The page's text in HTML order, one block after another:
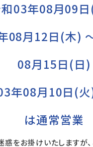
03年08月09日(
08月12日(木)
08月15日(日)
年08月10日(火
は通常営業
惑をお掛けいたしますが